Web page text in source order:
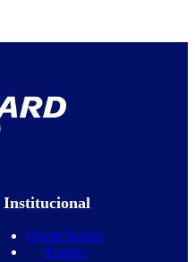
Institucional
Quem Somos
Equipe